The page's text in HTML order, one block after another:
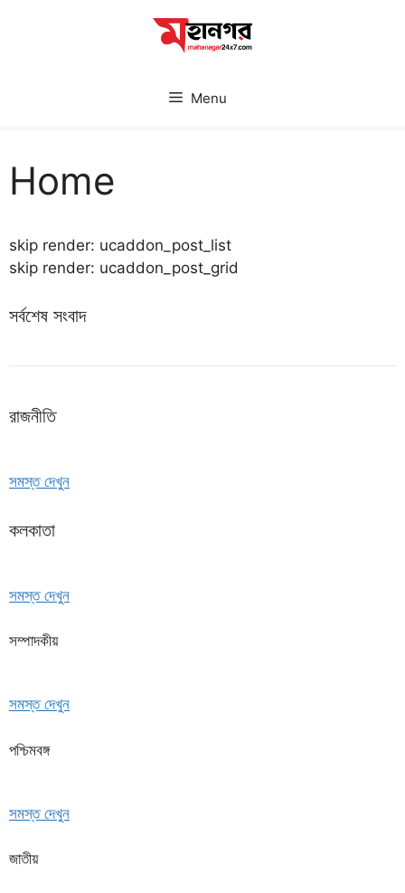
Menu
Home
skip render: ucaddon_post_list
skip render: ucaddon_post_grid
সর্বশেষ সংবাদ
রাজনীতি
সমস্ত দেখুন
কলকাতা
সমস্ত দেখুন
সম্পাদকীয়
সমস্ত দেখুন
পশ্চিমবঙ্গ
সমস্ত দেখুন
জাতীয়